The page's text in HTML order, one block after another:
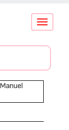
Conmutar